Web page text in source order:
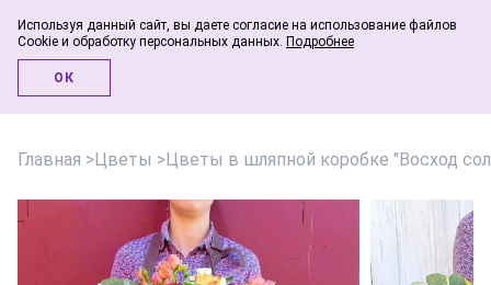
Главная >Цветы >Цветы в шляпной коробке "Восход
Используя данный сайт, вы даете согласие на использование файлов
Cookie и обработку персональных данных. Подробнее
ОК